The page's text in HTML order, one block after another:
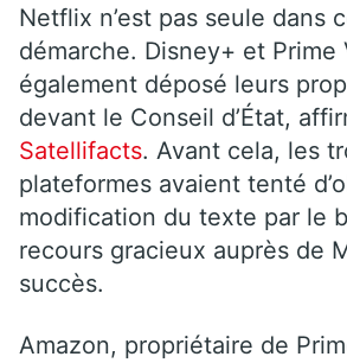
Netflix n’est pas seule dans
démarche. Disney+ et Prime
également déposé leurs
devant le Conseil d’État,
Satellifacts. Avant cela, les
plateformes avaient tenté
modification du texte par le
recours gracieux auprès de
succès.
Amazon, propriétaire de